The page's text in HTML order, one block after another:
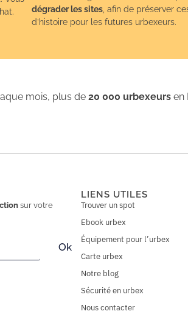
dégrader les sites , afin de préserver
d’histoire pour les futures urbexeurs.
mois, plus de20 000 urbexeurs en
sur votre
Ok
LIENS UTILES
Trouver un spot
Ebook urbex
Équipement pour l’urbex
Carte urbex
Notre blog
Sécurité en urbex
Nous contacter